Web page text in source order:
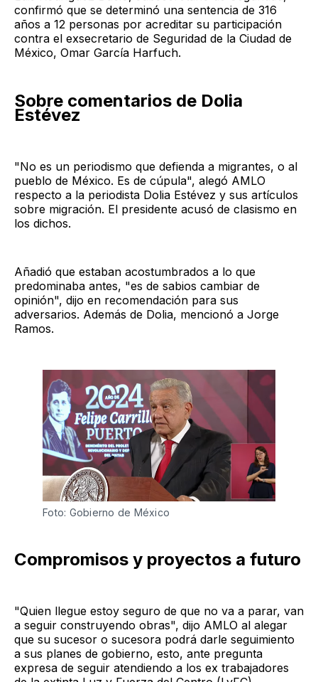
confirmó que se determinó una sentencia de 316
años a 12 personas por acreditar su participación
contra el exsecretario de Seguridad de la Ciudad de
México, Omar García Harfuch.
Sobre comentarios de Dolia
Estévez
"No es un periodismo que defienda a migrantes, o al
pueblo de México. Es de cúpula", alegó AMLO
respecto a la periodista Dolia Estévez y sus artículos
sobre migración. El presidente acusó de clasismo en
los dichos.
Añadió que estaban acostumbrados a lo que
predominaba antes, "es de sabios cambiar de
opinión", dijo en recomendación para sus
adversarios. Además de Dolia, mencionó a Jorge
Ramos.
Foto: Gobierno de México
Compromisos y proyectos a futuro
"Quien llegue estoy seguro de que no va a parar, van
a seguir construyendo obras", dijo AMLO al alegar
que su sucesor o sucesora podrá darle seguimiento
a sus planes de gobierno, esto, ante pregunta
expresa de seguir atendiendo a los ex trabajadores